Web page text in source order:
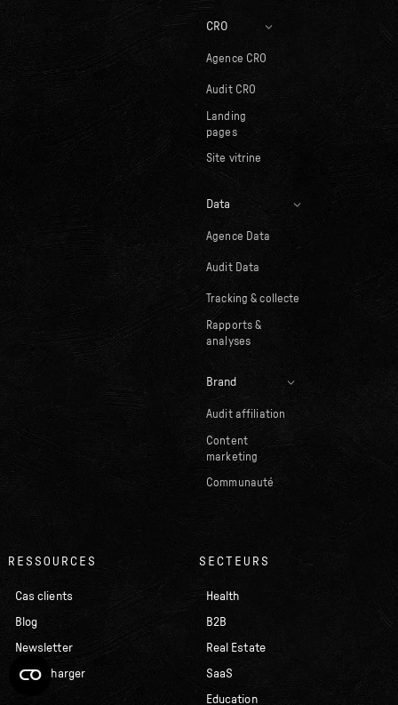
CRO
Agence CRO
Audit CRO
Landing
pages
Site vitrine
Data
Agence Data
Audit Data
Tracking & collecte
Rapports &
analyses
Brand
Audit affiliation
Content
marketing
Communauté
RESSOURCES
Cas clients
Blog
Newsletter
À télécharger
SECTEURS
Health
B2B
Real Estate
SaaS
Education